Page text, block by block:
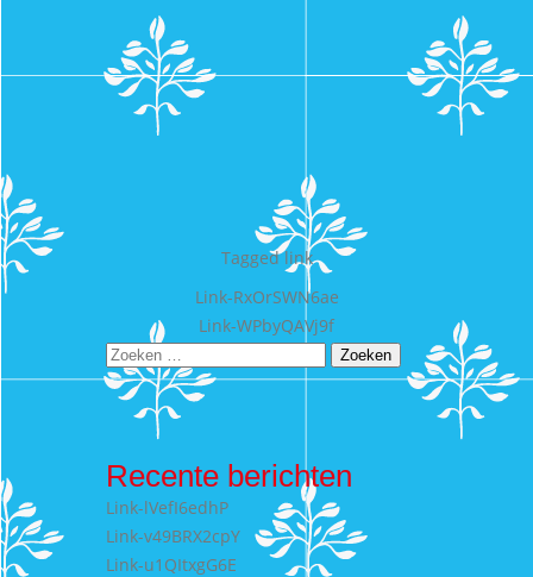
Taggedlink
Bericht
navigatie
Link-RxOrSWN6ae
Link-WPbyQAVj9f
Zoeken
naar:
Recente berichten
Link-lVefI6edhP
Link-v49BRX2cpY
Link-u1QItxgG6E